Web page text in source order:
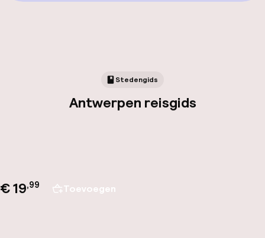
Stedengids
Antwerpen reisgids
€ 19,99 Toevoegen